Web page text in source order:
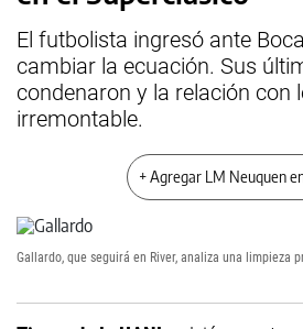
El futbolista ingresó ante
cambiar la ecuación. Sus
condenaron y la relación con
irremontable.
+ Agregar LM Neuquen
Gallardo, que seguirá en River, analiza una limpieza